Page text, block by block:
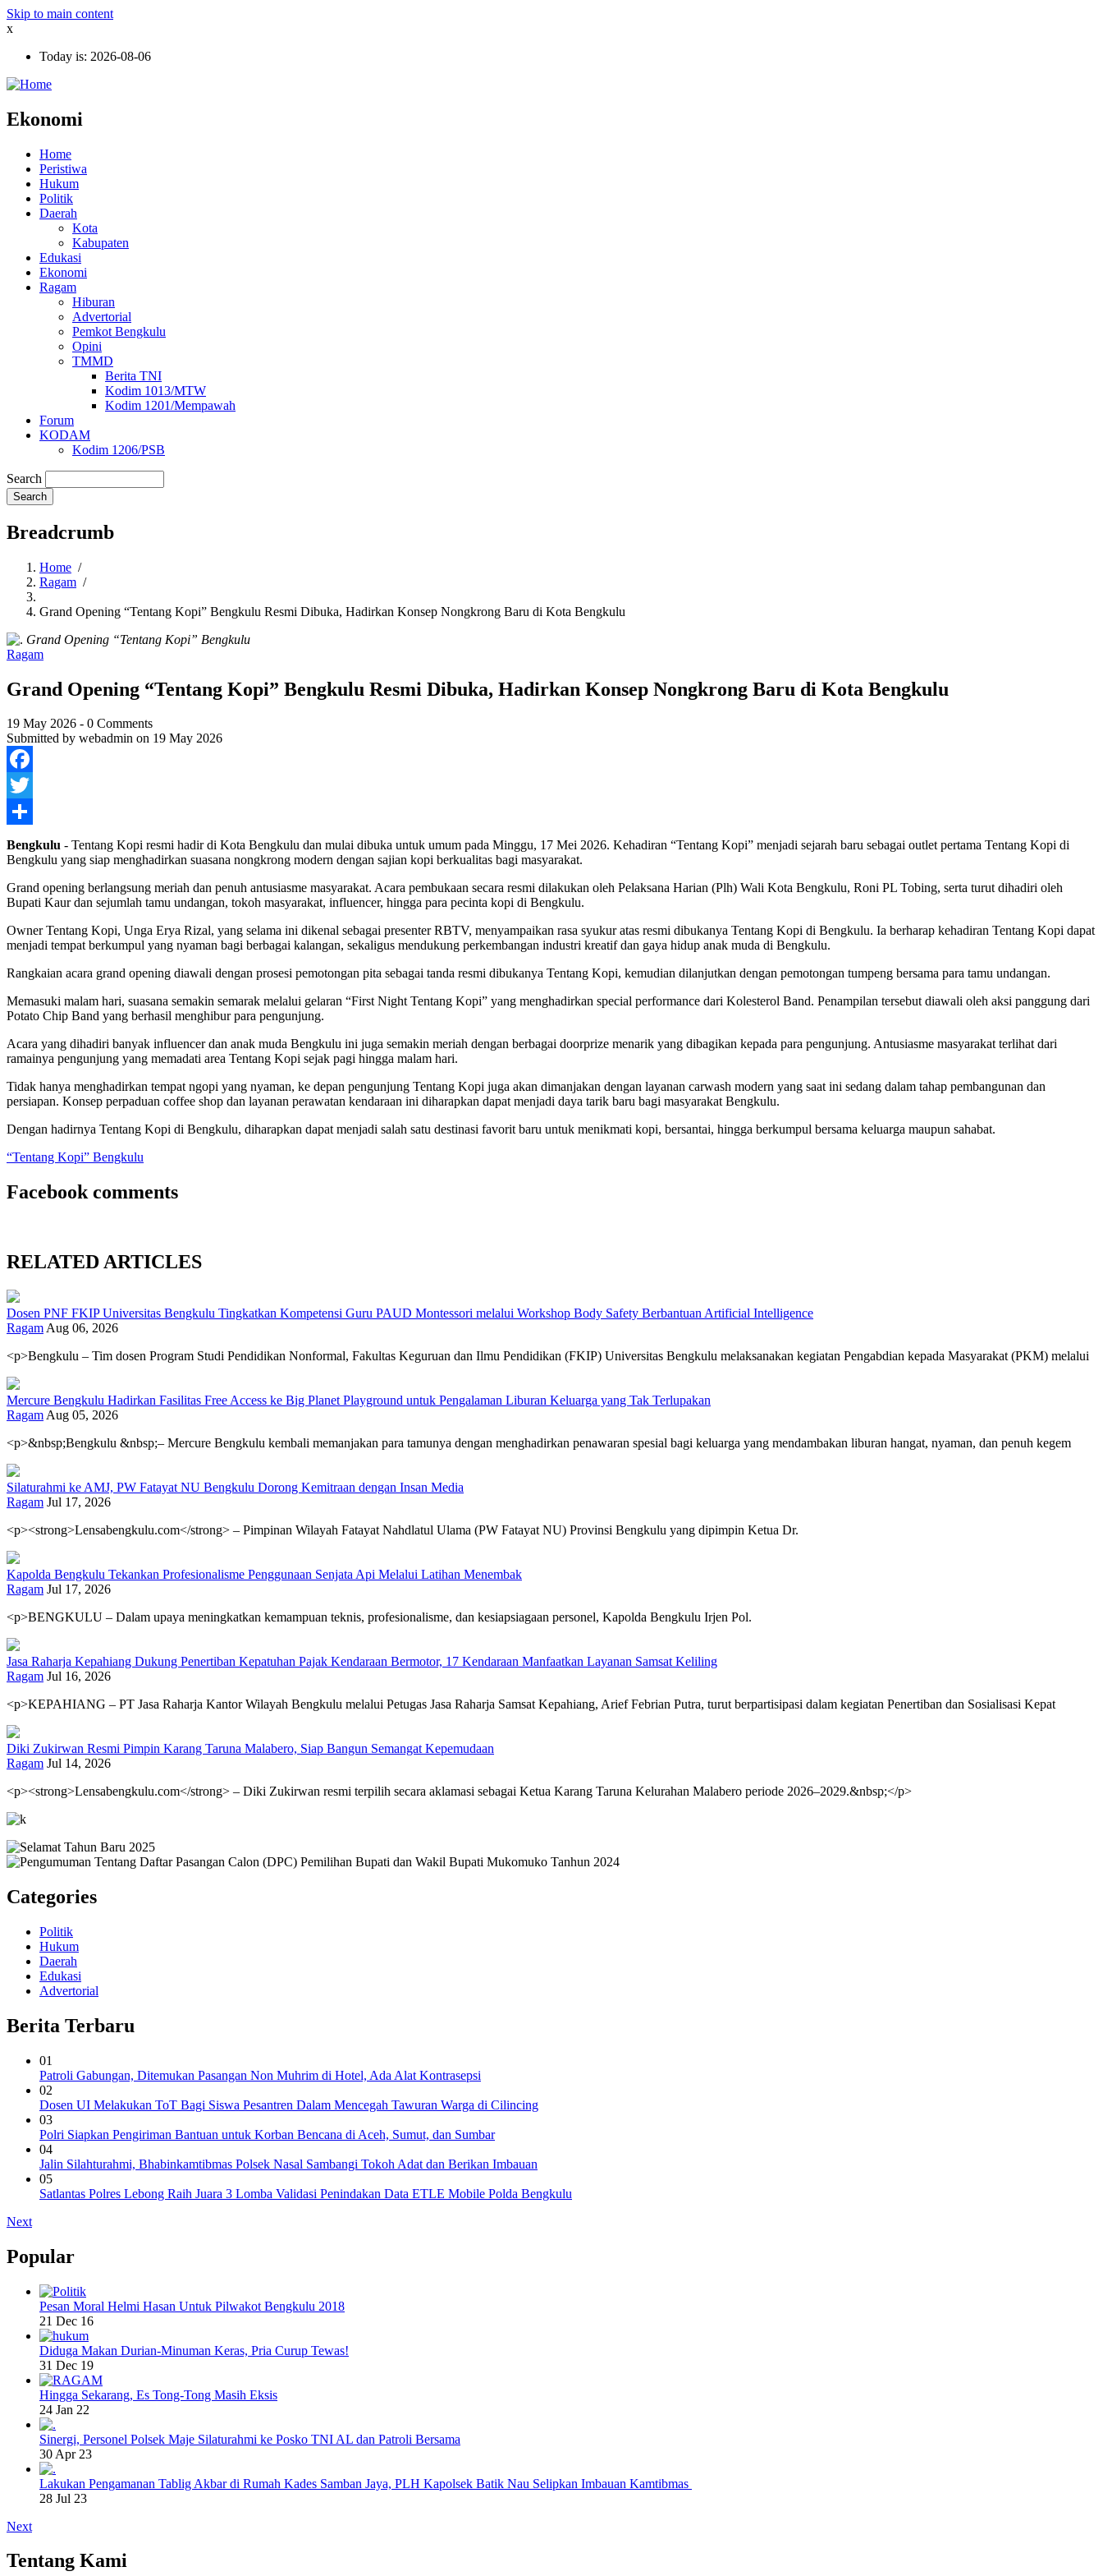
Skip to main content
x
Today is: 2026-08-06
Ekonomi
Home
Peristiwa
Hukum
Politik
Daerah
Kota
Kabupaten
Edukasi
Ekonomi
Ragam
Hiburan
Advertorial
Pemkot Bengkulu
Opini
TMMD
Berita TNI
Kodim 1013/MTW
Kodim 1201/Mempawah
Forum
KODAM
Kodim 1206/PSB
Search
Breadcrumb
Home /
Ragam /
Grand Opening “Tentang Kopi” Bengkulu Resmi Dibuka, Hadirkan Konsep Nongkrong Baru di Kota Bengkulu
Grand Opening “Tentang Kopi” Bengkulu
Ragam
Grand Opening “Tentang Kopi” Bengkulu Resmi Dibuka, Hadirkan Konsep Nongkrong Baru di Kota Bengkulu
19 May 2026 - 0 Comments
Submitted by webadmin on 19 May 2026
Facebook
Twitter
Share
Bengkulu - Tentang Kopi resmi hadir di Kota Bengkulu dan mulai dibuka untuk umum pada Minggu, 17 Mei 2026. Kehadiran “Tentang Kopi” menjadi sejarah baru sebagai outlet pertama Tentang Kopi di
Bengkulu yang siap menghadirkan suasana nongkrong modern dengan sajian kopi berkualitas bagi masyarakat.
Grand opening berlangsung meriah dan penuh antusiasme masyarakat. Acara pembukaan secara resmi dilakukan oleh Pelaksana Harian (Plh) Wali Kota Bengkulu, Roni PL Tobing, serta turut dihadiri oleh
Bupati Kaur dan sejumlah tamu undangan, tokoh masyarakat, influencer, hingga para pecinta kopi di Bengkulu.
Owner Tentang Kopi, Unga Erya Rizal, yang selama ini dikenal sebagai presenter RBTV, menyampaikan rasa syukur atas resmi dibukanya Tentang Kopi di Bengkulu. Ia berharap kehadiran Tentang Kopi dapat
menjadi tempat berkumpul yang nyaman bagi berbagai kalangan, sekaligus mendukung perkembangan industri kreatif dan gaya hidup anak muda di Bengkulu.
Rangkaian acara grand opening diawali dengan prosesi pemotongan pita sebagai tanda resmi dibukanya Tentang Kopi, kemudian dilanjutkan dengan pemotongan tumpeng bersama para tamu undangan.
Memasuki malam hari, suasana semakin semarak melalui gelaran “First Night Tentang Kopi” yang menghadirkan special performance dari Kolesterol Band. Penampilan tersebut diawali oleh aksi panggung dari
Potato Chip Band yang berhasil menghibur para pengunjung.
Acara yang dihadiri banyak influencer dan anak muda Bengkulu ini juga semakin meriah dengan berbagai doorprize menarik yang dibagikan kepada para pengunjung. Antusiasme masyarakat terlihat dari
ramainya pengunjung yang memadati area Tentang Kopi sejak pagi hingga malam hari.
Tidak hanya menghadirkan tempat ngopi yang nyaman, ke depan pengunjung Tentang Kopi juga akan dimanjakan dengan layanan carwash modern yang saat ini sedang dalam tahap pembangunan dan
persiapan. Konsep perpaduan coffee shop dan layanan perawatan kendaraan ini diharapkan dapat menjadi daya tarik baru bagi masyarakat Bengkulu.
Dengan hadirnya Tentang Kopi di Bengkulu, diharapkan dapat menjadi salah satu destinasi favorit baru untuk menikmati kopi, bersantai, hingga berkumpul bersama keluarga maupun sahabat.
“Tentang Kopi” Bengkulu
Facebook comments
RELATED ARTICLES
Dosen PNF FKIP Universitas Bengkulu Tingkatkan Kompetensi Guru PAUD Montessori melalui Workshop Body Safety Berbantuan Artificial Intelligence
Ragam Aug 06, 2026
<p>Bengkulu – Tim dosen Program Studi Pendidikan Nonformal, Fakultas Keguruan dan Ilmu Pendidikan (FKIP) Universitas Bengkulu melaksanakan kegiatan Pengabdian kepada Masyarakat (PKM) melalui
Mercure Bengkulu Hadirkan Fasilitas Free Access ke Big Planet Playground untuk Pengalaman Liburan Keluarga yang Tak Terlupakan
Ragam Aug 05, 2026
<p>&nbsp;Bengkulu &nbsp;– Mercure Bengkulu kembali memanjakan para tamunya dengan menghadirkan penawaran spesial bagi keluarga yang mendambakan liburan hangat, nyaman, dan penuh kegem
Silaturahmi ke AMJ, PW Fatayat NU Bengkulu Dorong Kemitraan dengan Insan Media
Ragam Jul 17, 2026
<p><strong>Lensabengkulu.com</strong> – Pimpinan Wilayah Fatayat Nahdlatul Ulama (PW Fatayat NU) Provinsi Bengkulu yang dipimpin Ketua Dr.
Kapolda Bengkulu Tekankan Profesionalisme Penggunaan Senjata Api Melalui Latihan Menembak
Ragam Jul 17, 2026
<p>BENGKULU – Dalam upaya meningkatkan kemampuan teknis, profesionalisme, dan kesiapsiagaan personel, Kapolda Bengkulu Irjen Pol.
Jasa Raharja Kepahiang Dukung Penertiban Kepatuhan Pajak Kendaraan Bermotor, 17 Kendaraan Manfaatkan Layanan Samsat Keliling
Ragam Jul 16, 2026
<p>KEPAHIANG – PT Jasa Raharja Kantor Wilayah Bengkulu melalui Petugas Jasa Raharja Samsat Kepahiang, Arief Febrian Putra, turut berpartisipasi dalam kegiatan Penertiban dan Sosialisasi Kepat
Diki Zukirwan Resmi Pimpin Karang Taruna Malabero, Siap Bangun Semangat Kepemudaan
Ragam Jul 14, 2026
<p><strong>Lensabengkulu.com</strong> – Diki Zukirwan resmi terpilih secara aklamasi sebagai Ketua Karang Taruna Kelurahan Malabero periode 2026–2029.&nbsp;</p>
Categories
Politik
Hukum
Daerah
Edukasi
Advertorial
Berita Terbaru
01
Patroli Gabungan, Ditemukan Pasangan Non Muhrim di Hotel, Ada Alat Kontrasepsi
02
Dosen UI Melakukan ToT Bagi Siswa Pesantren Dalam Mencegah Tawuran Warga di Cilincing
03
Polri Siapkan Pengiriman Bantuan untuk Korban Bencana di Aceh, Sumut, dan Sumbar
04
Jalin Silahturahmi, Bhabinkamtibmas Polsek Nasal Sambangi Tokoh Adat dan Berikan Imbauan
05
Satlantas Polres Lebong Raih Juara 3 Lomba Validasi Penindakan Data ETLE Mobile Polda Bengkulu
Next
Popular
Pesan Moral Helmi Hasan Untuk Pilwakot Bengkulu 2018
21 Dec 16
Diduga Makan Durian-Minuman Keras, Pria Curup Tewas!
31 Dec 19
Hingga Sekarang, Es Tong-Tong Masih Eksis
24 Jan 22
Sinergi, Personel Polsek Maje Silaturahmi ke Posko TNI AL dan Patroli Bersama
30 Apr 23
Lakukan Pengamanan Tablig Akbar di Rumah Kades Samban Jaya, PLH Kapolsek Batik Nau Selipkan Imbauan Kamtibmas
28 Jul 23
Next
Tentang Kami